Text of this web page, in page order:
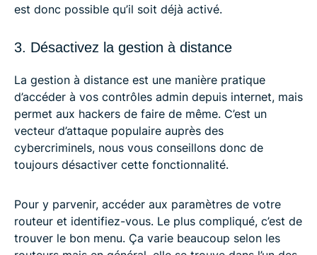
est donc possible qu’il soit déjà activé.
3. Désactivez la gestion à distance
La gestion à distance est une manière pratique
d’accéder à vos contrôles admin depuis internet, mais
permet aux hackers de faire de même. C’est un
vecteur d’attaque populaire auprès des
cybercriminels, nous vous conseillons donc de
toujours désactiver cette fonctionnalité.
Pour y parvenir, accéder aux paramètres de votre
routeur et identifiez-vous. Le plus compliqué, c’est de
trouver le bon menu. Ça varie beaucoup selon les